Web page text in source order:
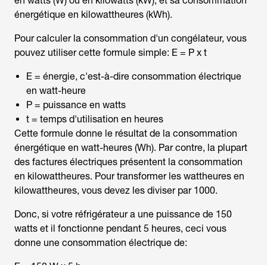
énergétique en kilowattheures (kWh).
Pour calculer la consommation d'un congélateur, vous
pouvez utiliser cette formule simple: E = P x t
E = énergie, c'est-à-dire consommation électrique
en watt-heure
P = puissance en watts
t = temps d'utilisation en heures
Cette formule donne le résultat de la consommation
énergétique en watt-heures (Wh). Par contre, la plupart
des factures électriques présentent la consommation
en kilowattheures. Pour transformer les wattheures en
kilowattheures, vous devez les diviser par 1000.
Donc, si votre réfrigérateur a une puissance de 150
watts et il fonctionne pendant 5 heures, ceci vous
donne une consommation électrique de: